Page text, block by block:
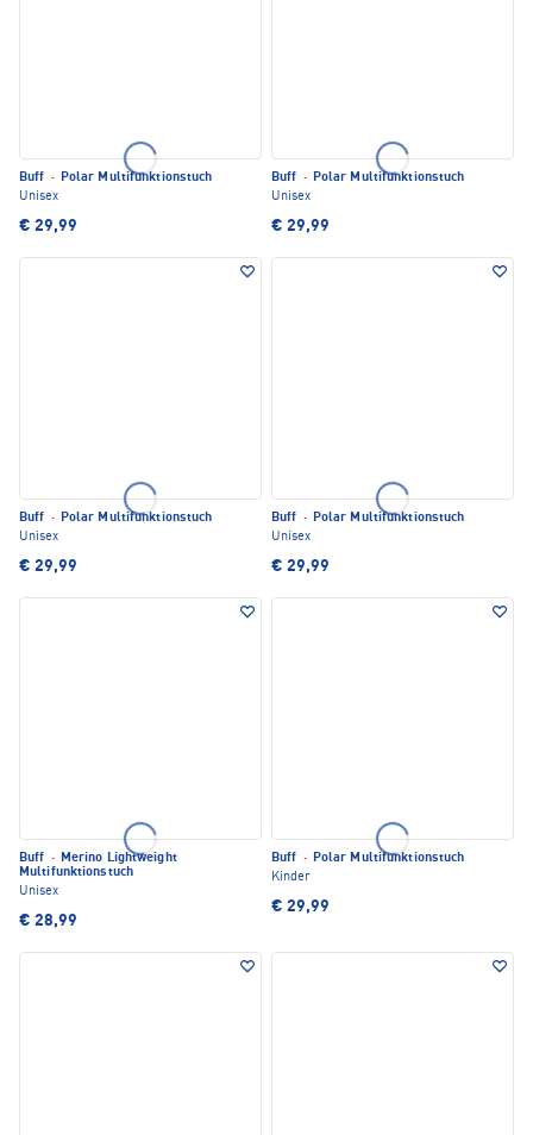
Buff · Polar Multifunktionstuch
Unisex
€ 29,99
Buff · Polar Multifunktionstuch
Unisex
€ 29,99
Buff · Polar Multifunktionstuch
Unisex
€ 29,99
Buff · Polar Multifunktionstuch
Unisex
€ 29,99
Buff · Merino Lightweight
Multifunktionstuch
Unisex
€ 28,99
Buff · Polar Multifunktionstuch
Kinder
€ 29,99